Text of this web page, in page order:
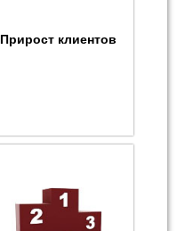
Прирост клиентов